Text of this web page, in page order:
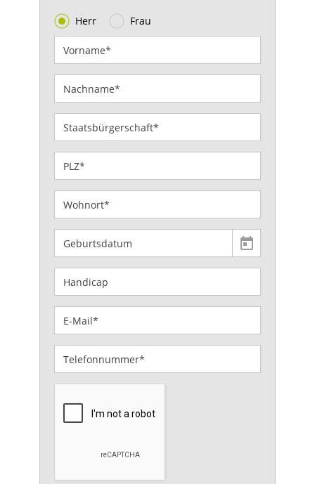
Herr Frau